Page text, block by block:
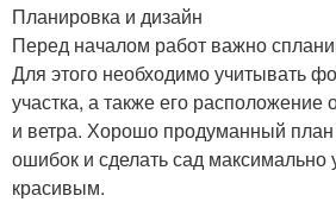
Планировка и дизайн
Перед началом работ важно
Для этого необходимо учитывать
участка, а также его расположение
и ветра. Хорошо продуманный
ошибок и сделать сад максимально
красивым.